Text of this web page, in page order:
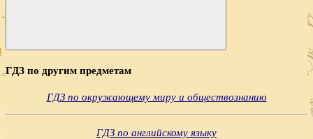
Поиск
ГДЗ по другим предметам
ГДЗ по окружающему миру и обществознанию
ГДЗ по английскому языку